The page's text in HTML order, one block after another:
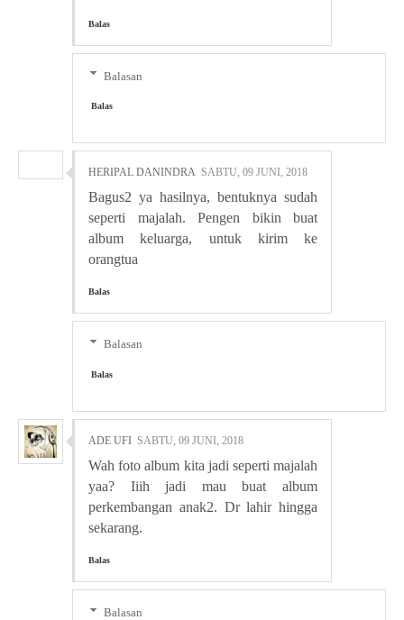
Balas
Balasan
Balas
HERIPAL DANINDRA SABTU, 09 JUNI, 2018
Bagus2 ya hasilnya, bentuknya sudah
seperti majalah. Pengen bikin buat
album keluarga, untuk kirim ke
orangtua
Balas
Balasan
Balas
ADE UFI SABTU, 09 JUNI, 2018
Wah foto album kita jadi seperti majalah
yaa? Iiih jadi mau buat album
perkembangan anak2. Dr lahir hingga
sekarang.
Balas
Balasan